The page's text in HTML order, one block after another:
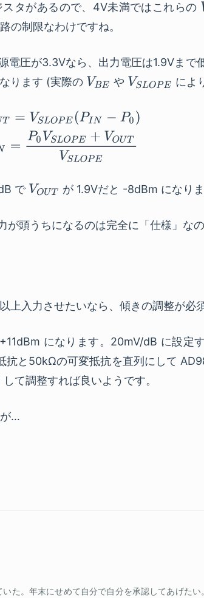
タがあるので、4V未満ではこれらの
の制限なわけですね。
電圧が3.3Vなら、出力電圧は1.9Vまで
ります (実際の
や によ
で が 1.9Vだと -8dBm になりま
頭うちになるのは完全に「仕様」なの
入力させたいなら、傾きの調整が必
になります。20mV/dB に設定
抗と50kΩの可変抵抗を直列にして
て調整すれば良いようです。
が…
た。年末にせめて自分で自分を承認してあげた